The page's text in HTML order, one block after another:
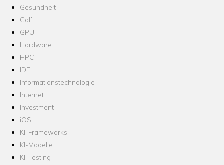
Gesundheit
Golf
GPU
Hardware
HPC
IDE
Informationstechnologie
Internet
Investment
iOS
KI-Frameworks
KI-Modelle
KI-Testing